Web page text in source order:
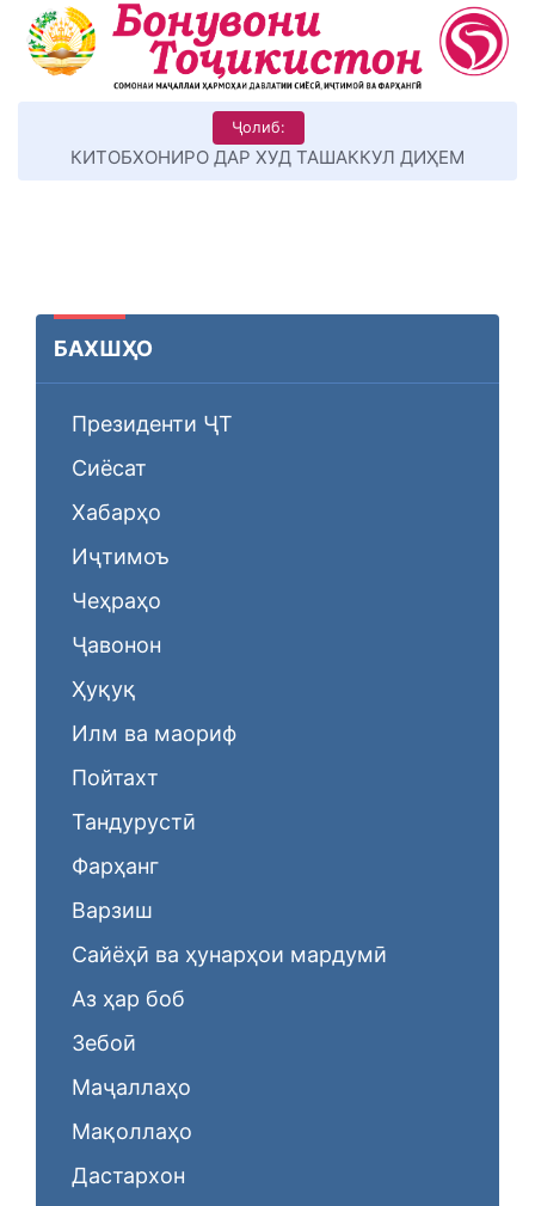
Ҷолиб:
КИТОБХОНИРО ДАР ХУД ТАШАККУЛ ДИҲЕМ
БАХШҲО
Президенти ҶТ
Сиёсат
Хабарҳо
Иҷтимоъ
Чеҳраҳо
Ҷавонон
Ҳуқуқ
Илм ва маориф
Пойтахт
Тандурустӣ
Фарҳанг
Варзиш
Сайёҳӣ ва ҳунарҳои мардумӣ
Аз ҳар боб
Зебоӣ
Маҷаллаҳо
Мақоллаҳо
Дастархон